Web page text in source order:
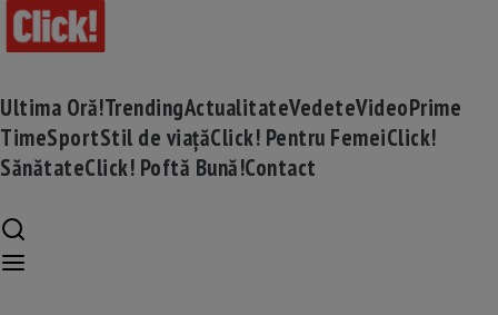
Ultima Oră!TrendingActualitateVedeteVideoPrime
TimeSportStil de viațăClick! Pentru FemeiClick!
SănătateClick! Poftă Bună!Contact